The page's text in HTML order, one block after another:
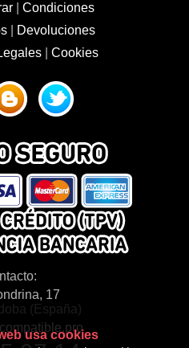
| Condiciones
|
Devoluciones
Cookies
17
(España)
usa cookies